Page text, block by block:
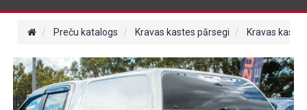
PIEGĀDE
KONTAKTINFORMĀCIJA
Preču katalogs Kravas kastes pārsegi Kravas